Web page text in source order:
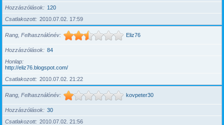
Hozzászólások
120
Csatlakozott
2010.07.02. 17:59
Rang, Felhasználónév Eliz76
Hozzászólások
84
Honlap
http://eliz76.blogspot.com/
Csatlakozott
2010.07.02. 21:22
Rang, Felhasználónév kovpeter30
Hozzászólások
30
Csatlakozott
2010.07.02. 21:56